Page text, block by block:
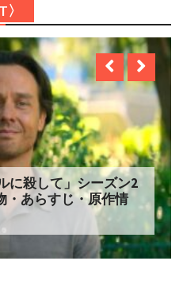
に殺して」シーズン2
・あらすじ・原作情